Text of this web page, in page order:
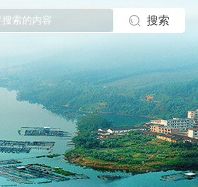
搜索